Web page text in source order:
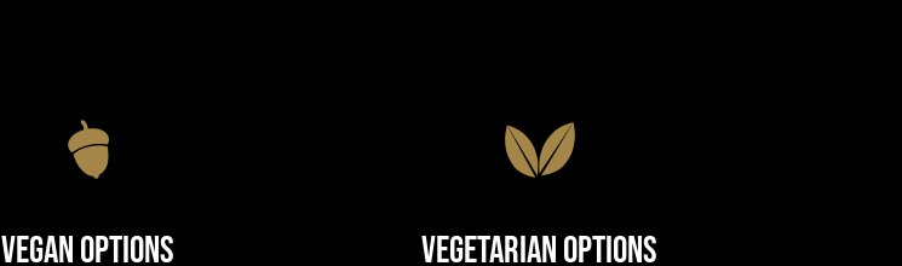
Vegan Options Vegetarian Options